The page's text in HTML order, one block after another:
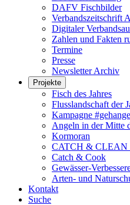
DAFV Fischbilder
Verbandszeitschrift
Digitaler
Zahlen und Fakten
Termine
Presse
Newsletter Archiv
Projekte
Fisch des Jahres
Flusslandschaft der
Kampagne
Angeln in der Mitte
Kormoran
CATCH & CLEAN
Catch & Cook
Gewässer-
Arten- und
Kontakt
Suche